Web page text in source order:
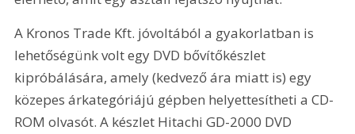
A Kronos Trade Kft. jóvoltából a gyakorlatban is
lehetőségünk volt egy DVD bővítőkészlet
kipróbálására, amely (kedvező ára miatt is) egy
közepes árkategóriájú gépben helyettesítheti a CD-
ROM olvasót. A készlet Hitachi GD-2000 DVD